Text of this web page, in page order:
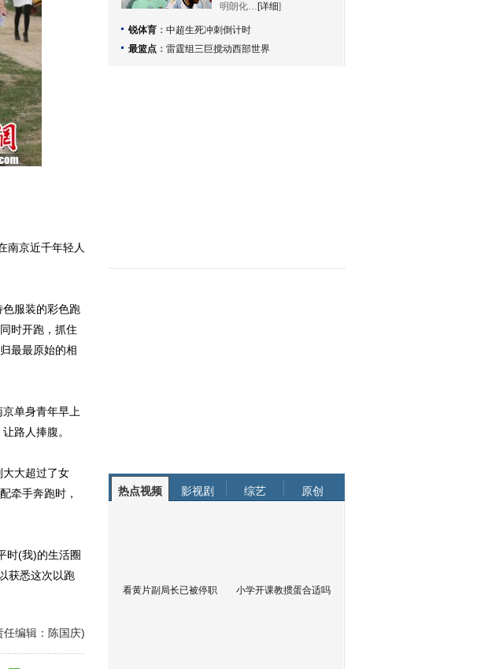
京近千年轻人
服装的彩色跑
时开跑，抓住
最最原始的相
单身青年早上
路人捧腹。
大超过了女
牵手奔跑时，
(我)的生活圈
获悉这次以跑
任编辑：陈国庆)
明朗化… [详细]
锐体育 ： 中超生死冲刺倒计时
最篮点 ： 雷霆组三巨搅动西部世界
热点视频 影视剧 综艺 原创
看黄片副局长已被停职 小学开课教掼蛋合适吗